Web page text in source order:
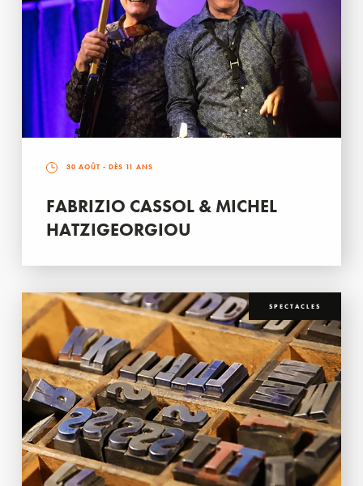
30 AOÛT - DÈS 11 ANS
FABRIZIO CASSOL & MICHEL
HATZIGEORGIOU
SPECTACLES